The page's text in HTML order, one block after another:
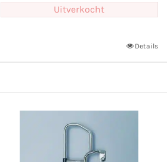
Uitverkocht
Details